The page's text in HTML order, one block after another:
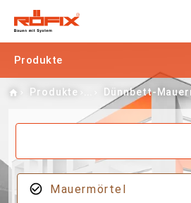
Produkte
Home
Produkte Dünnbett-
Mauermörtel